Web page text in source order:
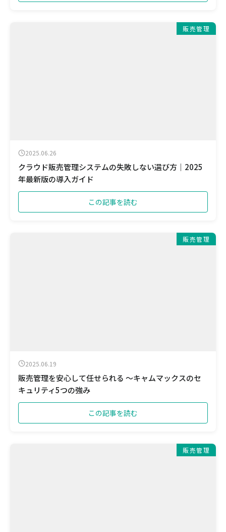
販売管理
2025.06.26
クラウド販売管理システムの失敗しない選び方｜2025
年最新版の導入ガイド
この記事を読む
販売管理
2025.06.19
販売管理を安心して任せられる ～キャムマックスのセ
キュリティ5つの強み
この記事を読む
販売管理